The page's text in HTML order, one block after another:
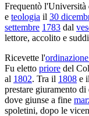
Frequentò l'Università
e teologia il 30
settembre 1783 dal
lettore, accolito e
Ricevette l'
Fu eletto priore del
al 1802. Tra il 1808 e il
prestare giuramento
dove giunse a fine
spoletini, dopo le